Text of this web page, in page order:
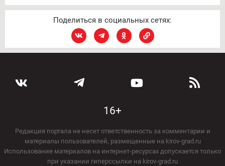
Поделиться в социальных сетях:
16+
Редакция портала не несет ответственность за комментарии и
материалы пользователей, размещенные на kirov-grad.ru
Использование материалов на интернет-ресурсах допускается только
при указании гиперссылки на kirov-grad.ru